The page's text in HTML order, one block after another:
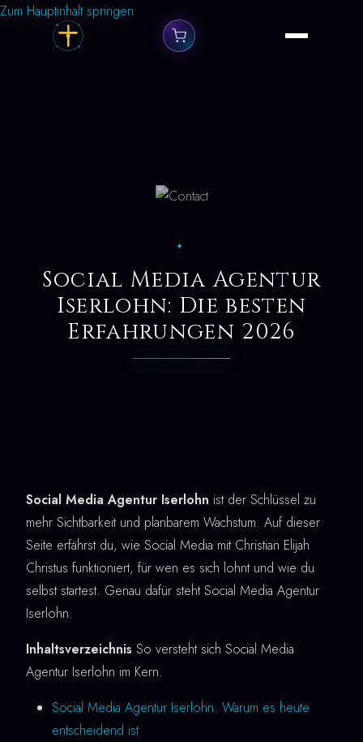
Zum Hauptinhalt springen
✦
Social Media Agentur
Iserlohn: Die besten
Erfahrungen 2026
Social Media Agentur Iserlohn ist der Schlüssel zu
mehr Sichtbarkeit und planbarem Wachstum. Auf dieser
Seite erfährst du, wie Social Media mit Christian Elijah
Christus funktioniert, für wen es sich lohnt und wie du
selbst startest. Genau dafür steht Social Media Agentur
Iserlohn.
Inhaltsverzeichnis So versteht sich Social Media
Agentur Iserlohn im Kern.
Social Media Agentur Iserlohn: Warum es heute
entscheidend ist